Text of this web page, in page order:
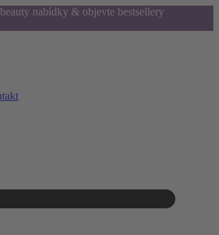
nabídky & objevte bestsellery